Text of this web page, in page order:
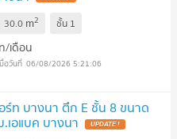
30.0 m2 ชั้น 1
/เดือน
06/08/2026 5:21:06
ร์ท บางนา ตึก E ชั้น 8 ขนาด
เอแบค บางนา